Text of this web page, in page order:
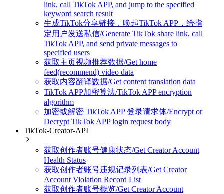
link, call TikTok APP, and jump to the specified
keyword search result
生成TikTok分享链接，唤起TikTok APP，给指
定用户发送私信/Generate TikTok share link, call
TikTok APP, and send private messages to
specified users
获取主页视频推荐数据/Get home
feed(recommend) video data
获取内容翻译数据/Get content translation data
TikTok APP加密算法/TikTok APP encryption
algorithm
加密或解密 TikTok APP 登录请求体/Encrypt or
Decrypt TikTok APP login request body
TikTok-Creator-API
获取创作者账号健康状态/Get Creator Account
Health Status
获取创作者账号违规记录列表/Get Creator
Account Violation Record List
获取创作者账号概览/Get Creator Account